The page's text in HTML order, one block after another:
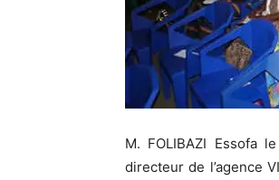
M. FOLIBAZI Essofa le
directeur de l’agence